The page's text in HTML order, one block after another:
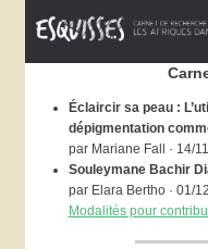
Éclaircir sa peau :
dépigmentation
par Mariane Fall · 14/
Souleymane Bachir
par Elara Bertho · 01/
Modalités pour